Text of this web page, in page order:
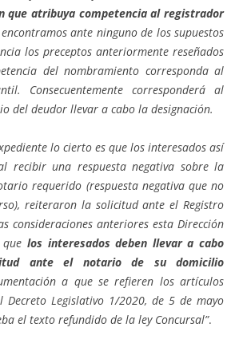
que atribuya competencia al registrador
ante ninguno de los supuestos
los preceptos anteriormente reseñados
del nombramiento corresponda al
Consecuentemente corresponderá al
del deudor llevar a cabo la designación.
lo cierto es que los interesados así
recibir una respuesta negativa sobre la
requerido (respuesta negativa que no
reiteraron la solicitud ante el Registro
consideraciones anteriores esta Dirección
los interesados deben llevar a cabo
ante el notario de su domicilio
a que se refieren los artículos
Decreto Legislativo 1/2020, de 5 de mayo
el texto refundido de la ley Concursal”.